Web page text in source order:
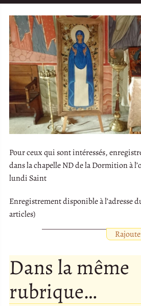
Pour ceux qui sont intéressés,
dans la chapelle ND de la Dormition à
lundi Saint
Enregistrement disponible à l’adresse
articles)
Dans la même
rubrique…